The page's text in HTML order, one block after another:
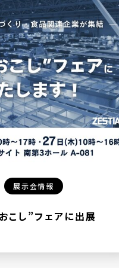
展示会情報
こし”フェアに出展